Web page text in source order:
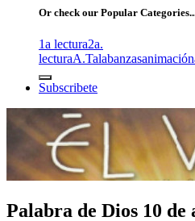
Or check our Popular
1a lectura2a.
lecturaA.Talabanzasanimación
Subscribete
Palabra de Dios 10 de